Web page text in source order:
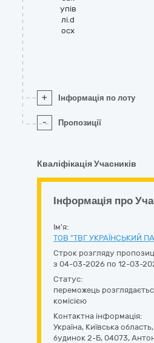
упів
лі.d
ocx
+ Інформація по лоту
- Пропозиції
Кваліфікація Учасників
Інформація про
Ім'я:
ТОВ "ТВГ УКРАЇНСЬКИЙ
Строк розгляду
з 04-03-2026 по 12-03-
Статус:
переможець
комісією
Контактна інформація:
Україна, Київська область,
будинок 2-Б, 04073,